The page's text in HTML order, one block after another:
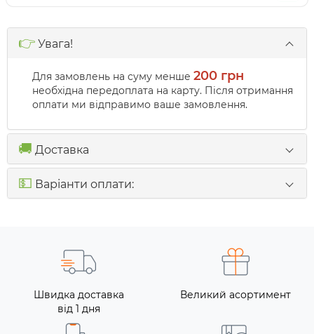
👉 Увага!
Для замовлень на суму менше 200 грн
необхідна передоплата на карту. Після отримання
оплати ми відправимо ваше замовлення.
🚚 Доставка
💵 Варіанти оплати:
Швидка доставка
від 1 дня
Великий асортимент